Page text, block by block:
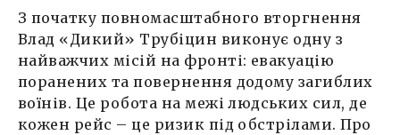
З початку повномасштабного вторгнення
Влад «Дикий» Трубіцин виконує одну з
найважчих місій на фронті: евакуацію
поранених та повернення додому загиблих
воїнів. Це робота на межі людських сил, де
кожен рейс – це ризик під обстрілами. Про